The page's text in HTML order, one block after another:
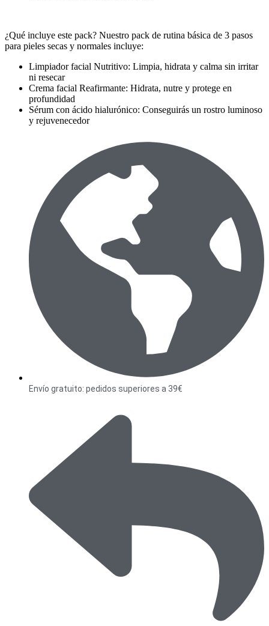
¿Qué incluye este pack? Nuestro pack de rutina básica de 3 pasos
para pieles secas y normales incluye:
Limpiador facial Nutritivo: Limpia, hidrata y calma sin irritar
ni resecar
Crema facial Reafirmante: Hidrata, nutre y protege en
profundidad
Sérum con ácido hialurónico: Conseguirás un rostro luminoso
y rejuvenecedor
Envío gratuito: pedidos superiores a 39€